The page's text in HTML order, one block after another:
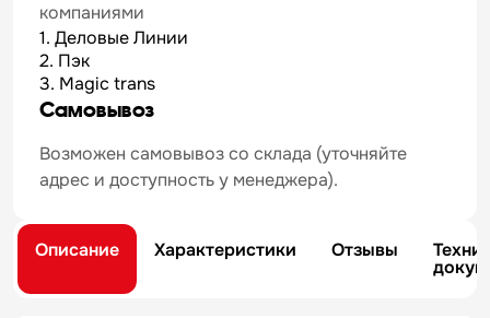
компаниями
1. Деловые Линии
2. Пэк
3. Magic trans
Самовывоз
Возможен самовывоз со склада (уточняйте
адрес и доступность у менеджера).
Описание Характеристики Отзывы